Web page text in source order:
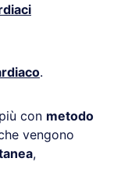
.
con metodo
vengono
,